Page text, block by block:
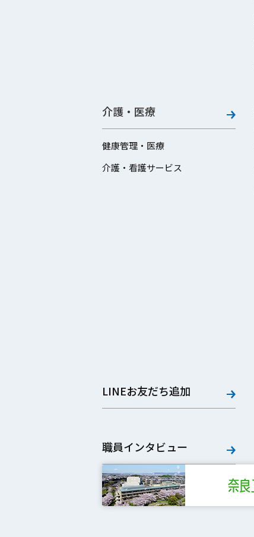
介護・医療
健康管理・医療
介護・看護サービス
LINEお友だち追加
職員インタビュー